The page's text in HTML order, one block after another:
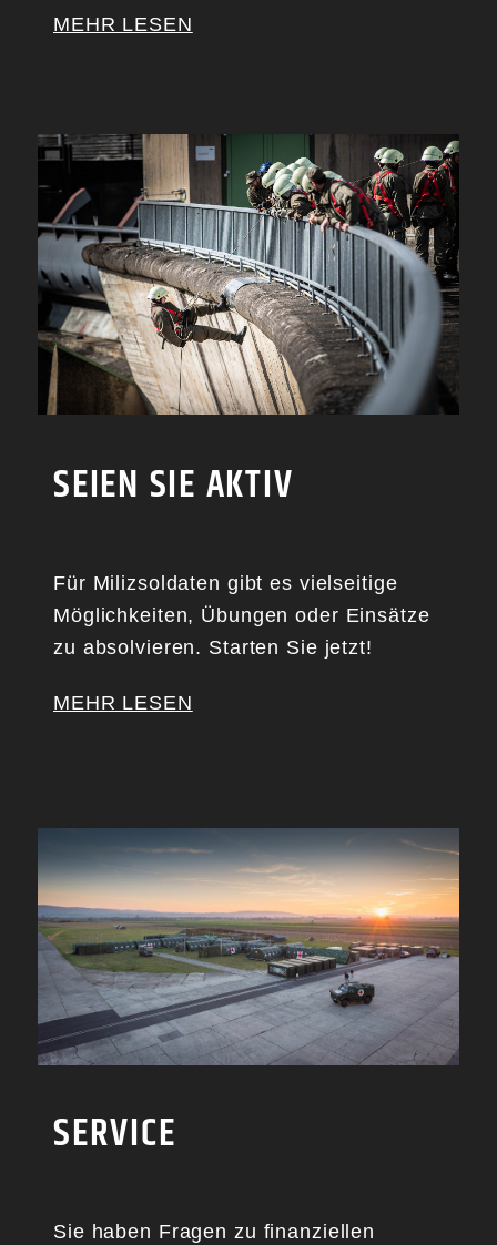
MEHR LESEN
SEIEN SIE AKTIV
Für Milizsoldaten gibt es vielseitige
Möglichkeiten, Übungen oder Einsätze
zu absolvieren. Starten Sie jetzt!
MEHR LESEN
SERVICE
Sie haben Fragen zu finanziellen